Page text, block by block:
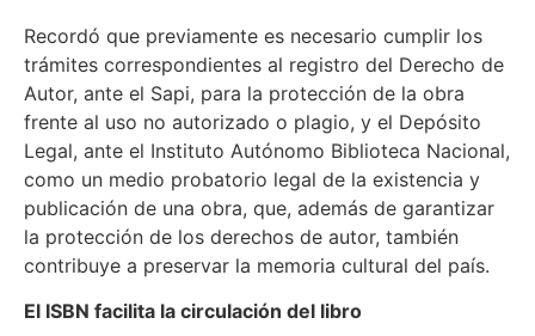
Recordó que previamente es necesario cumplir los
trámites correspondientes al registro del Derecho de
Autor, ante el Sapi, para la protección de la obra
frente al uso no autorizado o plagio, y el Depósito
Legal, ante el Instituto Autónomo Biblioteca Nacional,
como un medio probatorio legal de la existencia y
publicación de una obra, que, además de garantizar
la protección de los derechos de autor, también
contribuye a preservar la memoria cultural del país.
El ISBN facilita la circulación del libro